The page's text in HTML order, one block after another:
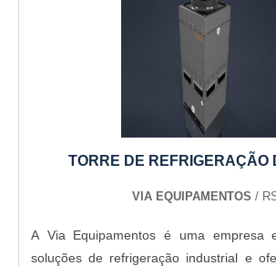
conta com escritório de alta qualidade
as atividades e sede em localização
somado a uma equipe
associados e profissionais
essência de trazer o melhor para todos os
TORRE DE REFRIGERAÇÃO
VIA EQUIPAMENTOS /
A Via Equipamentos é uma empresa
soluções de refrigeração industrial e